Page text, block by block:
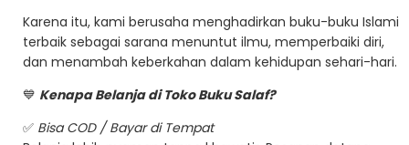
Karena itu, kami berusaha menghadirkan buku-buku Islami
terbaik sebagai sarana menuntut ilmu, memperbaiki diri,
dan menambah keberkahan dalam kehidupan sehari-hari.
💙 Kenapa Belanja di Toko Buku Salaf?
✅ Bisa COD / Bayar di Tempat